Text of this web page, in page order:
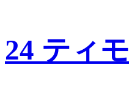
24 ティ